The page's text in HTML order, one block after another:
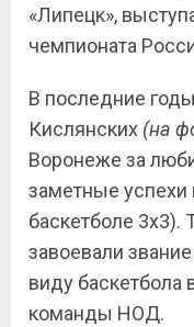
«Липецк»,
чемпионата
В последние
Кислянских (на
Воронеже за
заметные успехи
баскетболе 3х3).
завоевали
виду баскетбола
команды НОД.